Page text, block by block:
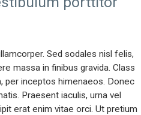
Sed sodales nisl felis,
massa in finibus gravida. Class
per inceptos himenaeos. Donec
Praesent iaculis, urna vel
erat enim vitae orci. Ut pretium